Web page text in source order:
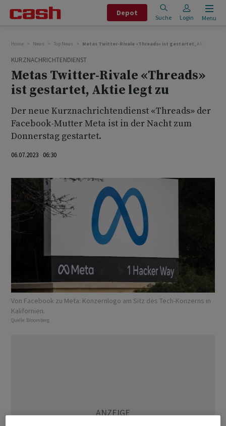
Depot
Suche Login Menu
Home News Top News Metas Twitter-Rivale «Threads» ist gestartet, Aktie legt
KURZNACHRICHTENDIENST
Metas Twitter-Rivale «Threads»
ist gestartet, Aktie legt zu
Der neue Kurznachrichtendienst «Threads» der
Facebook-Mutter Meta ist in der Nacht zum
Donnerstag gestartet.
06.07.2023 06:30
Von Facebook zu Meta: Konzernlogo am Sitz des Tech-Konzerns in
Kalifornien.
Quelle: Bloomberg